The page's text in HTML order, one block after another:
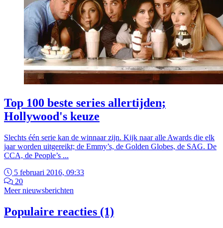
Top 100 beste series allertijden;
Hollywood's keuze
Slechts één serie kan de winnaar zijn. Kijk naar alle Awards die elk
jaar worden uitgereikt; de Emmy’s, de Golden Globes, de SAG. De
CCA, de People’s ...
5 februari 2016, 09:33
20
Meer nieuwsberichten
Populaire reacties (1)